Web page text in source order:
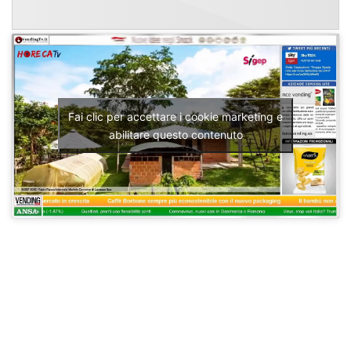
Fai clic per accettare i cookie marketing e
abilitare questo contenuto